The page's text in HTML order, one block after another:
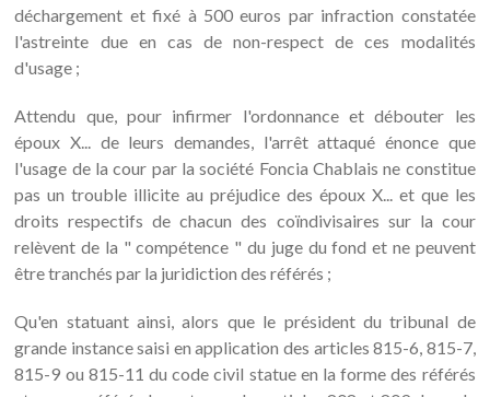
déchargement et fixé à 500 euros par infraction constatée
l'astreinte due en cas de non-respect de ces modalités
d'usage ;
Attendu que, pour infirmer l'ordonnance et débouter les
époux X... de leurs demandes, l'arrêt attaqué énonce que
l'usage de la cour par la société Foncia Chablais ne constitue
pas un trouble illicite au préjudice des époux X... et que les
droits respectifs de chacun des coïndivisaires sur la cour
relèvent de la " compétence " du juge du fond et ne peuvent
être tranchés par la juridiction des référés ;
Qu'en statuant ainsi, alors que le président du tribunal de
grande instance saisi en application des articles 815-6, 815-7,
815-9 ou 815-11 du code civil statue en la forme des référés